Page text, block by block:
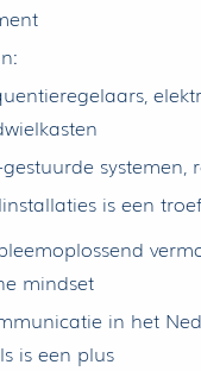
gestuurde systemen,
is een troef
mindset
in het
is een plus